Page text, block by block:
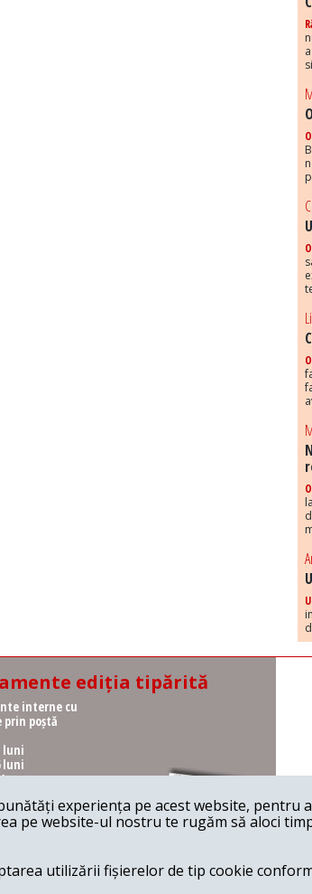
ediția tipărită
interne cu
prin poștă
luni
luni
an
interne cu
la redacție
luni
an
experiența pe acest website,
pe website-ul nostru te rugăm să aloci
utilizării fișierelor de tip cookie